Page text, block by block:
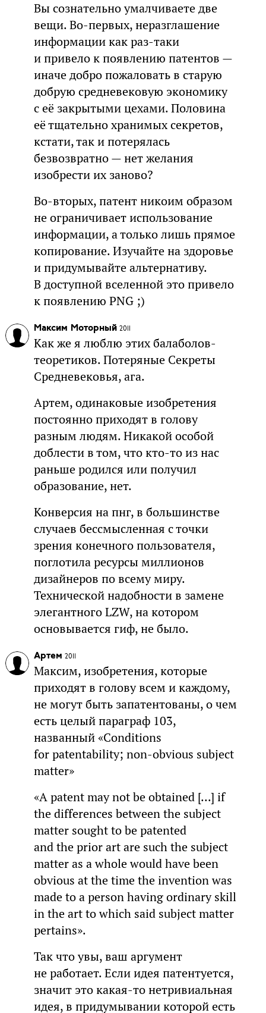
Вы сознательно умалчиваете две
вещи. Во-первых, неразглашение
информации как раз-таки
и привело к появлению патентов —
иначе добро пожаловать в старую
добрую средневековую экономику
с её закрытыми цехами. Половина
её тщательно хранимых секретов,
кстати, так и потерялась
безвозвратно — нет желания
изобрести их заново?
Во-вторых, патент никоим образом
не ограничивает использование
информации, а только лишь прямое
копирование. Изучайте на здоровье
и придумывайте альтернативу.
В доступной вселенной это привело
к появлению PNG ;)
Максим Моторный 2011
Как же я люблю этих балаболов-
теоретиков. Потеряные Секреты
Средневековья, ага.
Артем, одинаковые изобретения
постоянно приходят в голову
разным людям. Никакой особой
доблести в том, что кто-то из нас
раньше родился или получил
образование, нет.
Конверсия на пнг, в большинстве
случаев бессмысленная с точки
зрения конечного пользователя,
поглотила ресурсы миллионов
дизайнеров по всему миру.
Технической надобности в замене
элегантного LZW, на котором
основывается гиф, не было.
Артем 2011
Максим, изобретения, которые
приходят в голову всем и каждому,
не могут быть запатентованы, о чем
есть целый параграф 103,
названный «Conditions
for patentability; non-obvious subject
matter»
«A patent may not be obtained [...] if
the differences between the subject
matter sought to be patented
and the prior art are such the subject
matter as a whole would have been
obvious at the time the invention was
made to a person having ordinary skill
in the art to which said subject matter
pertains».
Так что увы, ваш аргумент
не работает. Если идея патентуется,
значит это какая-то нетривиальная
идея, в придумывании которой есть